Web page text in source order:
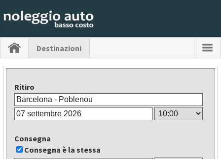
Destinazioni
Ritiro
Consegna
Consegna è la stessa